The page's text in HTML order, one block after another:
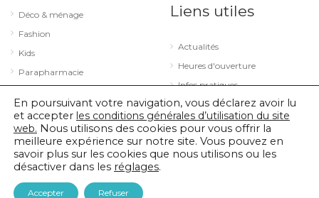
Déco & ménage
Fashion
Kids
Parapharmacie
Sport & loisirs
Technologie & optique
Liens utiles
Actualités
Heures d'ouverture
Infos pratiques
© 2026 City Concorde |Mentions légales
En poursuivant votre navigation, vous déclarez avoir lu
et accepter les conditions générales d’utilisation du site
web. Nous utilisons des cookies pour vous offrir la
meilleure expérience sur notre site. Vous pouvez en
savoir plus sur les cookies que nous utilisons ou les
désactiver dans les réglages.
Accepter Refuser